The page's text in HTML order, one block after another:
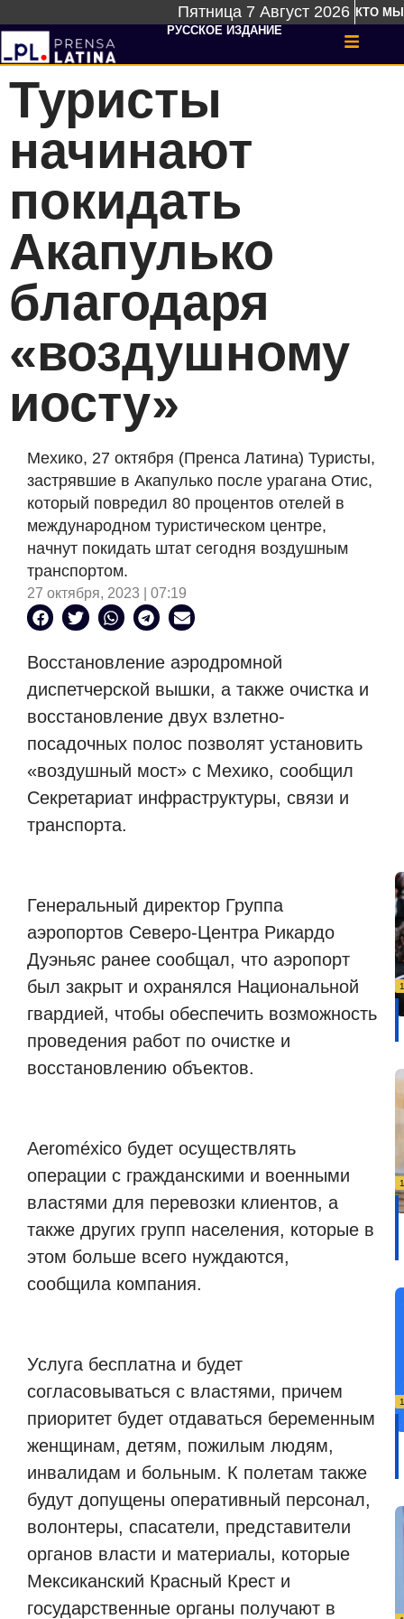
Пятница 7 Август 2026 КТО МЫ
РУССКОЕ ИЗДАНИЕ
Туристы
начинают
покидать
Акапулько
благодаря
«воздушному
иосту»
Мехико, 27 октября (Пренса Латина) Туристы,
застрявшие в Акапулько после урагана Отис,
который повредил 80 процентов отелей в
международном туристическом центре,
начнут покидать штат сегодня воздушным
транспортом.
27 октября, 2023 | 07:19
Восстановление аэродромной
диспетчерской вышки, а также очистка и
восстановление двух взлетно-
посадочных полос позволят установить
«воздушный мост» с Мехико, сообщил
Секретариат инфраструктуры, связи и
транспорта.
Генеральный директор Группа
аэропортов Северо-Центра Рикардо
Дуэньяс ранее сообщал, что аэропорт
был закрыт и охранялся Национальной
гвардией, чтобы обеспечить возможность
проведения работ по очистке и
восстановлению объектов.
Aeroméxico будет осуществлять
операции с гражданскими и военными
властями для перевозки клиентов, а
также других групп населения, которые в
этом больше всего нуждаются,
сообщила компания.
Услуга бесплатна и будет
согласовываться с властями, причем
приоритет будет отдаваться беременным
женщинам, детям, пожилым людям,
инвалидам и больным. К полетам также
будут допущены оперативный персонал,
волонтеры, спасатели, представители
органов власти и материалы, которые
Мексиканский Красный Крест и
государственные органы получают в